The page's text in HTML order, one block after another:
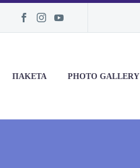
ΠΑΚΕΤΑ PHOTO GALLERY